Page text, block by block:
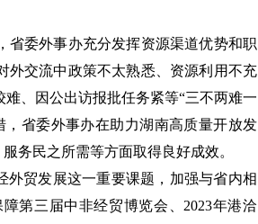
省委外事办充分发挥资源渠道优势和职
外交流中政策不太熟悉、资源利用不充
、因公出访报批任务紧等“三不两难一
省委外事办在助力湖南高质量开放发
务民之所需等方面取得良好成效。
贸发展这一重要课题，加强与省内相
第三届中非经贸博览会、2023年港洽